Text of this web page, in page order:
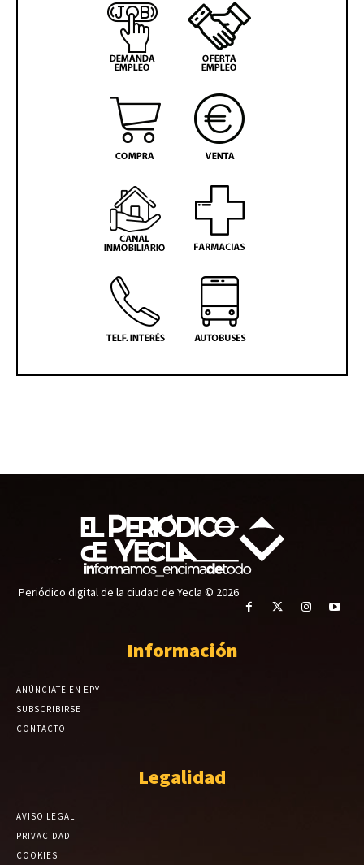
Periódico digital de la ciudad de Yecla © 2026
Información
ANÚNCIATE EN EPY
SUBSCRIBIRSE
CONTACTO
Legalidad
AVISO LEGAL
PRIVACIDAD
COOKIES